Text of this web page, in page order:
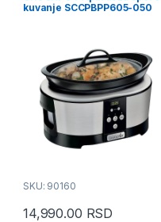
kuvanje SCCPBPP605-050
SKU: 90160
14,990.00 RSD